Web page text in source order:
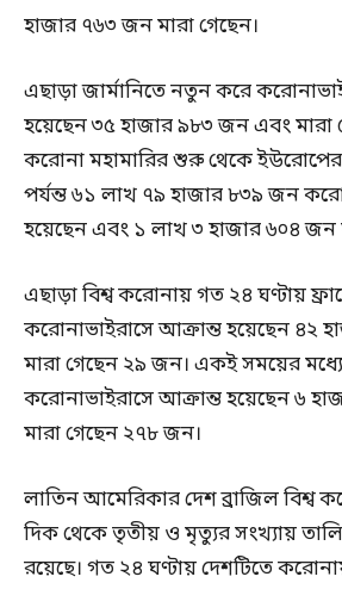
হাজার ৭৬৩ জন মারা গেছেন।
এছাড়া জার্মানিতে নতুন করে
হয়েছেন ৩৫ হাজার ৯৮৩ জন এবং মারা
করোনা মহামারির শুরু থেকে
পর্যন্ত ৬১ লাখ ৭৯ হাজার ৮৩৯ জন
হয়েছেন এবং ১ লাখ ৩ হাজার ৬০৪ জন
এছাড়া বিশ্ব করোনায় গত ২৪ ঘণ্টায়
করোনাভাইরাসে আক্রান্ত হয়েছেন ৪২
মারা গেছেন ২৯ জন। একই সময়ের
করোনাভাইরাসে আক্রান্ত হয়েছেন ৬
মারা গেছেন ২৭৮ জন।
লাতিন আমেরিকার দেশ ব্রাজিল বিশ্ব
দিক থেকে তৃতীয় ও মৃত্যুর সংখ্যায়
রয়েছে। গত ২৪ ঘণ্টায় দেশটিতে